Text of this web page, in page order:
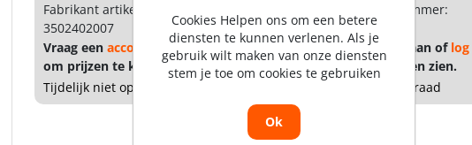
Fabrikant artikel nummer:
3502402007
Vraag een account aan oflog in
om prijzen te kunnen zien.
Tijdelijk niet op voorraad
Fabrikant artikel nummer:
1451100000
Vraag eenaccount aan of
om prijzen te kunnen zien.
Tijdelijk niet op voorraad
Cookies Helpen ons om een betere
diensten te kunnen verlenen. Als je
gebruik wilt maken van onze diensten
stem je toe om cookies te gebruiken
Ok